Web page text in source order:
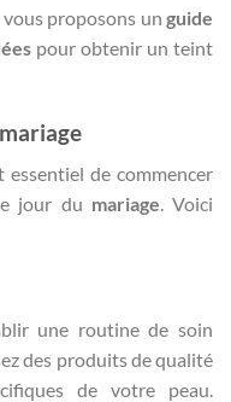
proposons un guide
pour obtenir un teint
de commencer
jour du mariage. Voici
une routine de soin
des produits de qualité
de votre peau.